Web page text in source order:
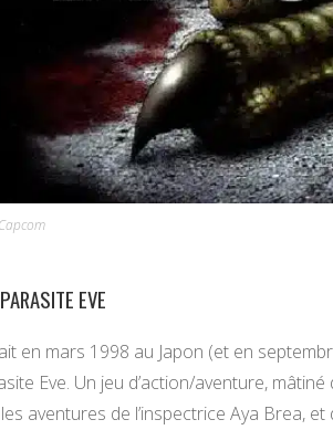
EVE
en mars 1998 au Japon (et en
Eve. Un jeu d’action/aventure,
aventures de l’inspectrice Aya Brea,